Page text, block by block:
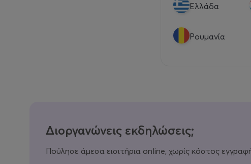
Eλλάδα
Ρουμανία
Διοργανώνεις εκδηλώσεις;
Πούλησε άμεσα εισιτήρια online, χωρίς κόστος